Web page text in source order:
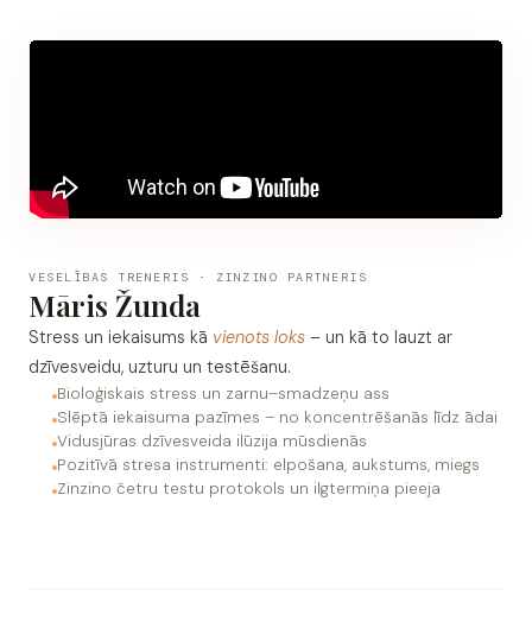
VESELĪBAS TRENERIS · ZINZINO PARTNERIS
Māris Žunda
Stress un iekaisums kā vienots loks – un kā to lauzt ar
dzīvesveidu, uzturu un testēšanu.
Bioloģiskais stress un zarnu–smadzeņu ass
Slēptā iekaisuma pazīmes – no koncentrēšanās līdz ādai
Vidusjūras dzīvesveida ilūzija mūsdienās
Pozitīvā stresa instrumenti: elpošana, aukstums, miegs
Zinzino četru testu protokols un ilgtermiņa pieeja